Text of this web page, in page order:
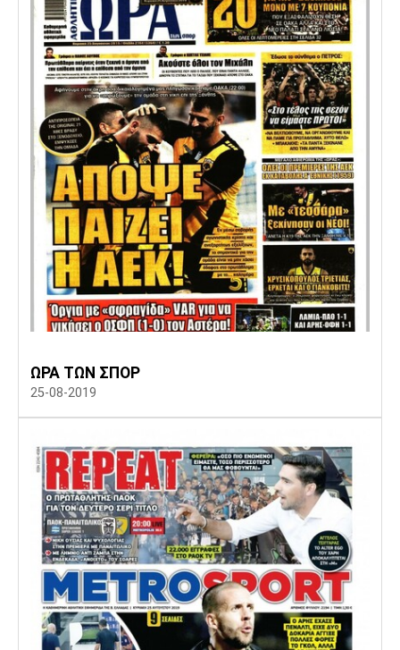
ΩΡΑ ΤΩΝ ΣΠΟΡ
25-08-2019